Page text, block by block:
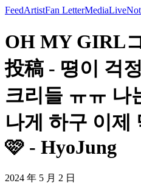
FeedArtistFan LetterMediaLive
OH MY GIRL
投稿 - 뗭이 걱
크리들 ㅠㅠ 나
나게 하구 이제
🩷 - HyoJung
2024 年 5 月 2 日